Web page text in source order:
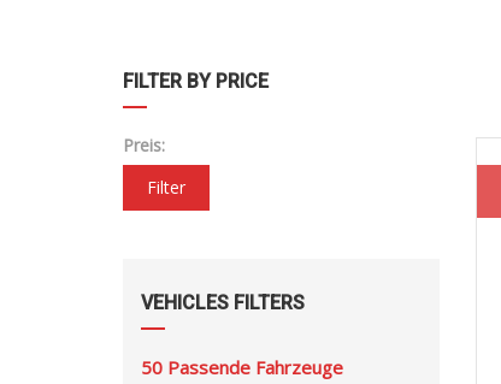
FILTER BY PRICE
Preis:
Filter
VEHICLES FILTERS
50 Passende Fahrzeuge